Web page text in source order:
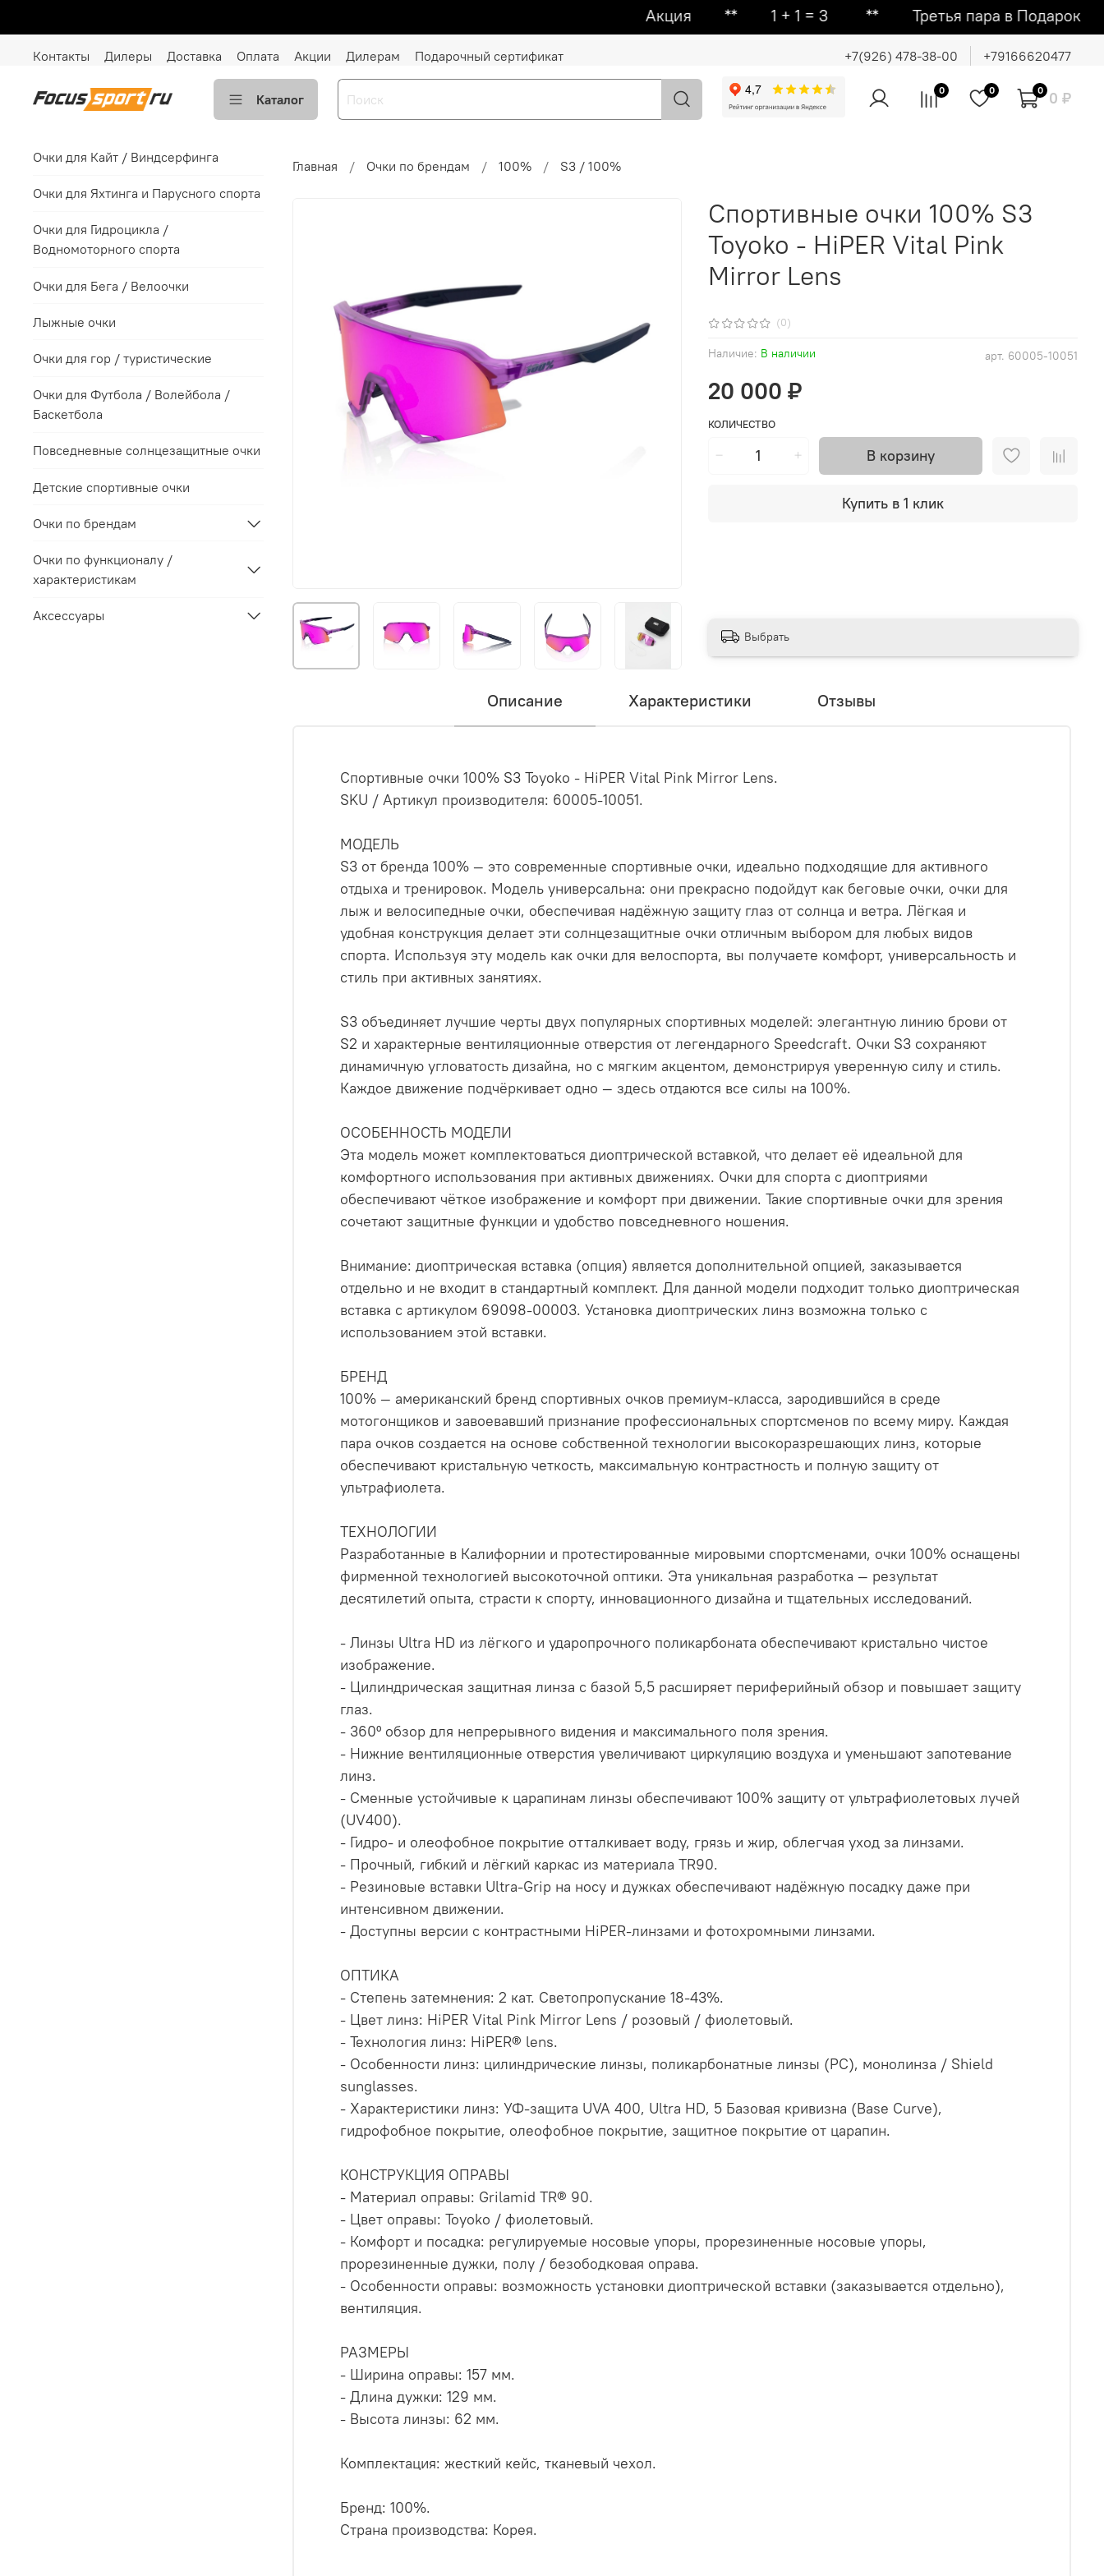
Акция ᕯ 1 + 1 = 3 ᕯ Третья пара в Подарок ᕯ
Контакты Дилеры Доставка Оплата Акции Дилерам Подарочный сертификат +7(926) 478-38-00 +79166620477
Каталог
0 0 0 0 ₽
Главная Очки по брендам 100% S3 / 100%
(0)
арт. 60005-10051
Наличие: В наличии
Спортивные очки 100% S3
Toyoko - HiPER Vital Pink
Mirror Lens
20 000 ₽
КОЛИЧЕСТВО
В корзину
Купить в 1 клик
Выбрать
Описание Характеристики Отзывы
Спортивные очки 100% S3 Toyoko - HiPER Vital Pink Mirror Lens.
SKU / Артикул производителя: 60005-10051.
МОДЕЛЬ
S3 от бренда 100% — это современные спортивные очки, идеально подходящие для активного
отдыха и тренировок. Модель универсальна: они прекрасно подойдут как беговые очки, очки для
лыж и велосипедные очки, обеспечивая надёжную защиту глаз от солнца и ветра. Лёгкая и
удобная конструкция делает эти солнцезащитные очки отличным выбором для любых видов
спорта. Используя эту модель как очки для велоспорта, вы получаете комфорт, универсальность и
стиль при активных занятиях.
S3 объединяет лучшие черты двух популярных спортивных моделей: элегантную линию брови от
S2 и характерные вентиляционные отверстия от легендарного Speedcraft. Очки S3 сохраняют
динамичную угловатость дизайна, но с мягким акцентом, демонстрируя уверенную силу и стиль.
Каждое движение подчёркивает одно — здесь отдаются все силы на 100%.
ОСОБЕННОСТЬ МОДЕЛИ
Эта модель может комплектоваться диоптрической вставкой, что делает её идеальной для
комфортного использования при активных движениях. Очки для спорта с диоптриями
обеспечивают чёткое изображение и комфорт при движении. Такие спортивные очки для зрения
сочетают защитные функции и удобство повседневного ношения.
Внимание: диоптрическая вставка (опция) является дополнительной опцией, заказывается
отдельно и не входит в стандартный комплект. Для данной модели подходит только диоптрическая
вставка с артикулом 69098-00003. Установка диоптрических линз возможна только с
использованием этой вставки.
БРЕНД
100% — американский бренд спортивных очков премиум-класса, зародившийся в среде
мотогонщиков и завоевавший признание профессиональных спортсменов по всему миру. Каждая
пара очков создается на основе собственной технологии высокоразрешающих линз, которые
обеспечивают кристальную четкость, максимальную контрастность и полную защиту от
ультрафиолета.
ТЕХНОЛОГИИ
Разработанные в Калифорнии и протестированные мировыми спортсменами, очки 100% оснащены
фирменной технологией высокоточной оптики. Эта уникальная разработка — результат
десятилетий опыта, страсти к спорту, инновационного дизайна и тщательных исследований.
- Линзы Ultra HD из лёгкого и ударопрочного поликарбоната обеспечивают кристально чистое
изображение.
- Цилиндрическая защитная линза с базой 5,5 расширяет периферийный обзор и повышает защиту
глаз.
- 360º обзор для непрерывного видения и максимального поля зрения.
- Нижние вентиляционные отверстия увеличивают циркуляцию воздуха и уменьшают запотевание
линз.
- Сменные устойчивые к царапинам линзы обеспечивают 100% защиту от ультрафиолетовых лучей
(UV400).
- Гидро- и олеофобное покрытие отталкивает воду, грязь и жир, облегчая уход за линзами.
- Прочный, гибкий и лёгкий каркас из материала TR90.
- Резиновые вставки Ultra-Grip на носу и дужках обеспечивают надёжную посадку даже при
интенсивном движении.
- Доступны версии с контрастными HiPER-линзами и фотохромными линзами.
ОПТИКА
- Степень затемнения: 2 кат. Cветопропускание 18-43%.
- Цвет линз: HiPER Vital Pink Mirror Lens / розовый / фиолетовый.
- Технология линз: HiPER® lens.
- Особенности линз: цилиндрические линзы, поликарбонатные линзы (PC), монолинза / Shield
sunglasses.
- Характеристики линз: УФ-защита UVA 400, Ultra HD, 5 Базовая кривизна (Base Curve),
гидрофобное покрытие, олеофобное покрытие, защитное покрытие от царапин.
КОНСТРУКЦИЯ ОПРАВЫ
- Материал оправы: Grilamid TR® 90.
- Цвет оправы: Toyoko / фиолетовый.
- Комфорт и посадка: регулируемые носовые упоры, прорезиненные носовые упоры,
прорезиненные дужки, полу / безободковая оправа.
- Особенности оправы: возможность установки диоптрической вставки (заказывается отдельно),
вентиляция.
РАЗМЕРЫ
- Ширина оправы: 157 мм.
- Длина дужки: 129 мм.
- Высота линзы: 62 мм.
Комплектация: жесткий кейс, тканевый чехол.
Бренд: 100%.
Страна производства: Корея.
Очки для Кайт / Виндсерфинга
Очки для Яхтинга и Парусного спорта
Очки для Гидроцикла /
Водномоторного спорта
Очки для Бега / Велоочки
Лыжные очки
Очки для гор / туристические
Очки для Футбола / Волейбола /
Баскетбола
Повседневные солнцезащитные очки
Детские спортивные очки
Очки по брендам
Очки по функционалу /
характеристикам
Аксессуары